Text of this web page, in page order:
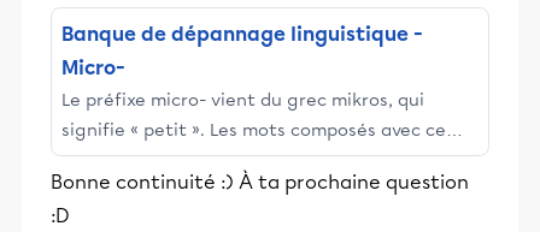
Banque de dépannage linguistique -
Micro-
Le préfixe micro- vient du grec mikros, qui
signifie « petit ». Les mots composés avec ce
préfixe s’écrivent soudés, sans trait d’union,
sauf lorsque le mot qui suit micro- commence
par i ou u. Pour éviter des difficultés de lecture,
Bonne continuité :) À ta prochaine question
:D